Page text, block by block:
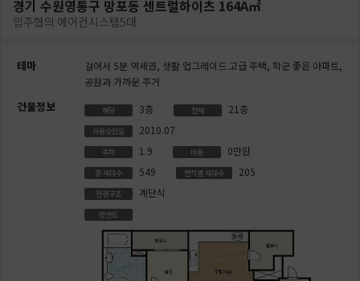
경기 수원영통구 망포동 센트럴하이츠 164A㎡
입주협의 에어컨시스템5대
테마 걸어서 5분 역세권, 생활 업그레이드 고급 주택, 학군 좋은 아파트,
공원과 가까운 주거
건물정보 해당 3층 전체 21층
사용승인일 2010.07
주차 1.9 비용 0만원
총 세대수 549 면적별 세대수 205
현관구조 계단식
평면도